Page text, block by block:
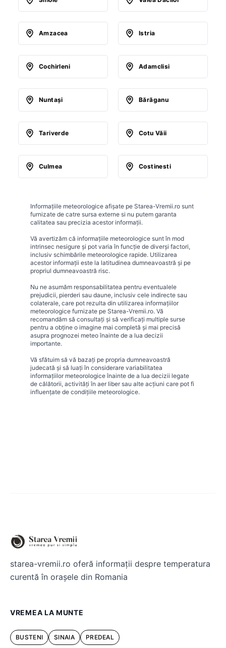
Amzacea Istria
Cochirleni Adamclisi
Nuntaşi Bărăganu
Tariverde Cotu Văii
Culmea Costinesti
Informațiile meteorologice afișate pe Starea-Vremii.ro sunt
furnizate de catre sursa externe si nu putem garanta
calitatea sau precizia acestor informații.
Vă avertizăm că informațiile meteorologice sunt în mod
intrinsec nesigure și pot varia în funcție de diverși factori,
inclusiv schimbările meteorologice rapide. Utilizarea
acestor informații este la latitudinea dumneavoastră și pe
propriul dumneavoastră risc.
Nu ne asumăm responsabilitatea pentru eventualele
prejudicii, pierderi sau daune, inclusiv cele indirecte sau
colaterale, care pot rezulta din utilizarea informațiilor
meteorologice furnizate pe Starea-Vremii.ro. Vă
recomandăm să consultați și să verificați multiple surse
pentru a obține o imagine mai completă și mai precisă
asupra prognozei meteo înainte de a lua decizii
importante.
Vă sfătuim să vă bazați pe propria dumneavoastră
judecată și să luați în considerare variabilitatea
informațiilor meteorologice înainte de a lua decizii legate
de călătorii, activități în aer liber sau alte acțiuni care pot fi
influențate de condițiile meteorologice.
starea-vremii.ro oferă informații despre temperatura
curentă în orașele din Romania
VREMEA LA MUNTE
BUSTENI SINAIA PREDEAL